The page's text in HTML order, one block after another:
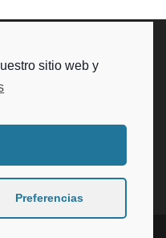
sitio web y
Preferencias